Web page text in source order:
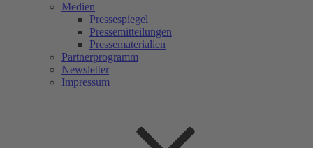
Medien
Pressespiegel
Pressemitteilungen
Pressematerialien
Partnerprogramm
Newsletter
Impressum